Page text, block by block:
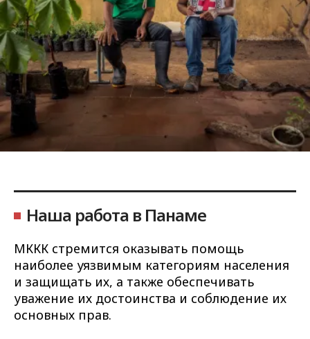
Наша работа в Панаме
МККК стремится оказывать помощь
наиболее уязвимым категориям населения
и защищать их, а также обеспечивать
уважение их достоинства и соблюдение их
основных прав.